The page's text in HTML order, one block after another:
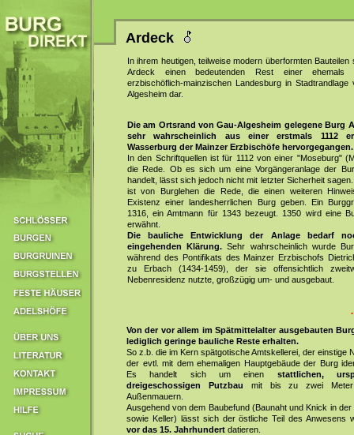
Ardeck
In ihrem heutigen, teilweise modern überformten Bauteilen
Ardeck einen bedeutenden Rest einer ehemals
erzbischöflich-mainzischen Landesburg in Stadtrandlage
Algesheim dar.
Die am Ortsrand von Gau-Algesheim gelegene Burg
sehr wahrscheinlich aus einer erstmals 1112
Wasserburg der Mainzer Erzbischöfe hervorgegangen.
In den Schriftquellen ist für 1112 von einer "Moseburg"
die Rede. Ob es sich um eine Vorgängeranlage der
handelt, lässt sich jedoch nicht mit letzter Sicherheit
ist von Burglehen die Rede, die einen weiteren
Existenz einer landesherrlichen Burg geben. Ein
1316, ein Amtmann für 1343 bezeugt. 1350 wird eine
erwähnt.
Die bauliche Entwicklung der Anlage bedarf
eingehenden Klärung. Sehr wahrscheinlich wurde
während des Pontifikats des Mainzer Erzbischofs
zu Erbach (1434-1459), der sie offensichtlich
Nebenresidenz nutzte, großzügig um- und ausgebaut.
Von der vor allem im Spätmittelalter ausgebauten
lediglich geringe bauliche Reste erhalten.
So z.b. die im Kern spätgotische Amtskellerei, der einstige
der evtl. mit dem ehemaligen Hauptgebäude der Burg
Es handelt sich um einen stattlichen,
dreigeschossigen Putzbau mit bis zu zwei Meter
Außenmauern.
Ausgehend von dem Baubefund (Baunaht und Knick in
sowie Keller) lässt sich der östliche Teil des Anwesens
vor das 15. Jahrhundert datieren.